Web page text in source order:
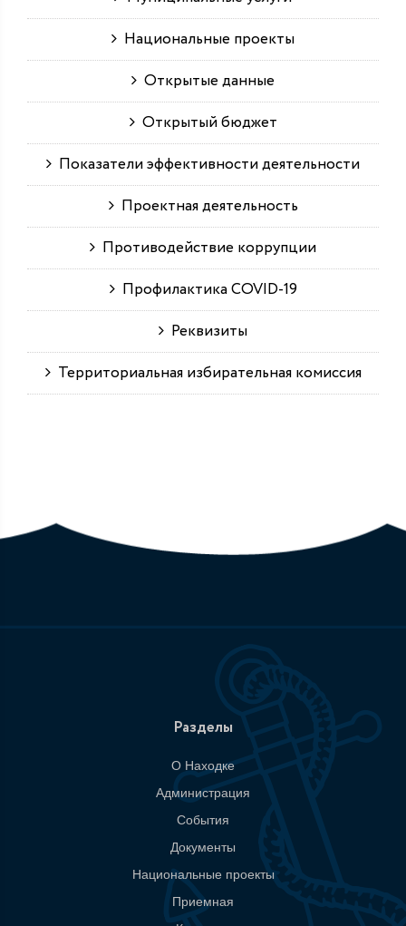
Национальные проекты
Открытые данные
Открытый бюджет
Показатели эффективности деятельности
Проектная деятельность
Противодействие коррупции
Профилактика COVID-19
Реквизиты
Территориальная избирательная комиссия
Разделы
О Находке
Администрация
События
Документы
Национальные проекты
Приемная